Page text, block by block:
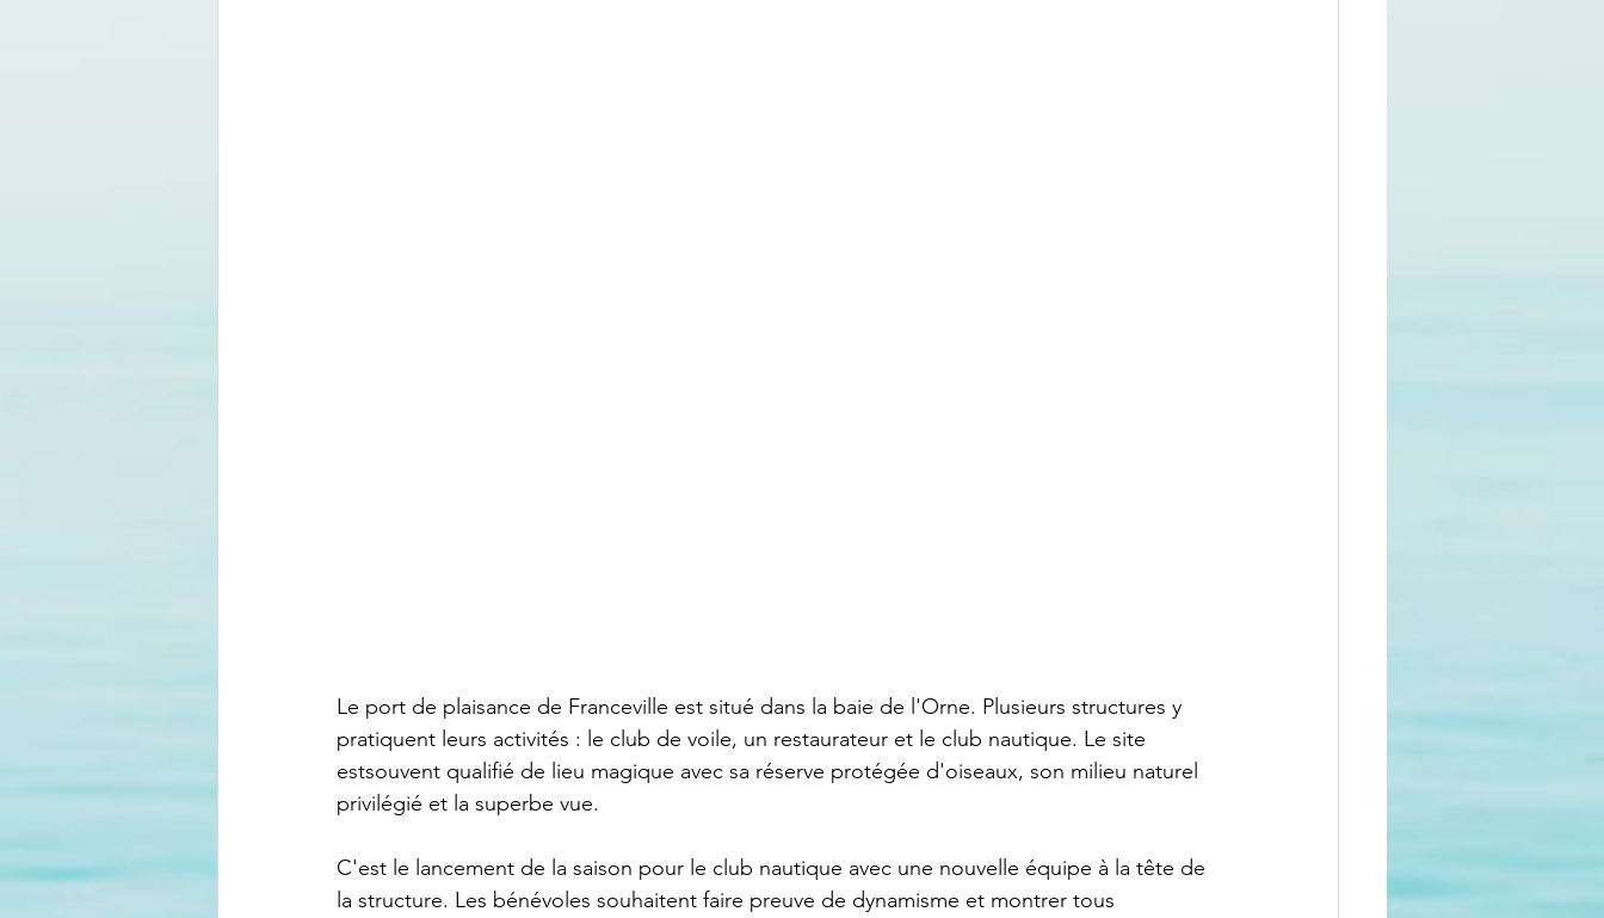
Le port de plaisance de Franceville est situé dans la baie de l'Orne. Plusieurs structures y
pratiquent leurs activités : le club de voile, un restaurateur et le club nautique. Le site
estsouvent qualifié de lieu magique avec sa réserve protégée d'oiseaux, son milieu naturel
privilégié et la superbe vue.
C'est le lancement de la saison pour le club nautique avec une nouvelle équipe à la tête de
la structure. Les bénévoles souhaitent faire preuve de dynamisme et montrer tous